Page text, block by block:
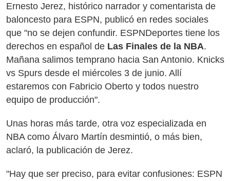
Ernesto Jerez, histórico narrador y comentarista de
baloncesto para ESPN, publicó en redes sociales
que "no se dejen confundir. ESPNDeportes tiene los
derechos en español de Las Finales de la NBA.
Mañana salimos temprano hacia San Antonio. Knicks
vs Spurs desde el miércoles 3 de junio. Allí
estaremos con Fabricio Oberto y todos nuestro
equipo de producción".
Unas horas más tarde, otra voz especializada en
NBA como Álvaro Martín desmintió, o más bien,
aclaró, la publicación de Jerez.
"Hay que ser preciso, para evitar confusiones: ESPN